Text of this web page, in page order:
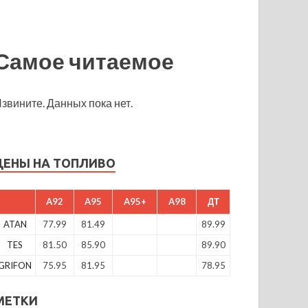
читаемое
Данных пока нет.
НА ТОПЛИВО
A92 A95 A95+ A98 ДТ
ATAN 77.99 81.49
89.99
TES
81.50 85.90
89.90
75.95 81.95 78.95